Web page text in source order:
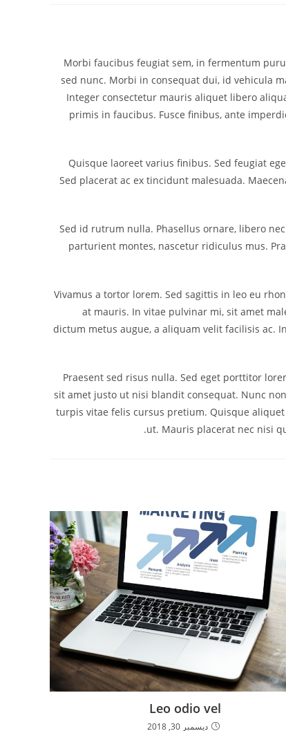
Morbi faucibus feugiat sem, in fermentum
sed nunc. Morbi in consequat dui, id vehicula
Integer consectetur mauris aliquet libero
primis in faucibus. Fusce finibus, ante
Quisque laoreet varius finibus. Sed feugiat
Sed placerat ac ex tincidunt malesuada.
Sed id rutrum nulla. Phasellus ornare, libero
parturient montes, nascetur ridiculus mus.
Vivamus a tortor lorem. Sed sagittis in leo eu
at mauris. In vitae pulvinar mi, sit amet
dictum metus augue, a aliquam velit facilisis ac.
Praesent sed risus nulla. Sed eget porttitor
sit amet justo ut nisi blandit consequat. Nunc
turpis vitae felis cursus pretium. Quisque
ut. Mauris placerat nec nisi
Leo odio vel
ديسمبر 30, 2018